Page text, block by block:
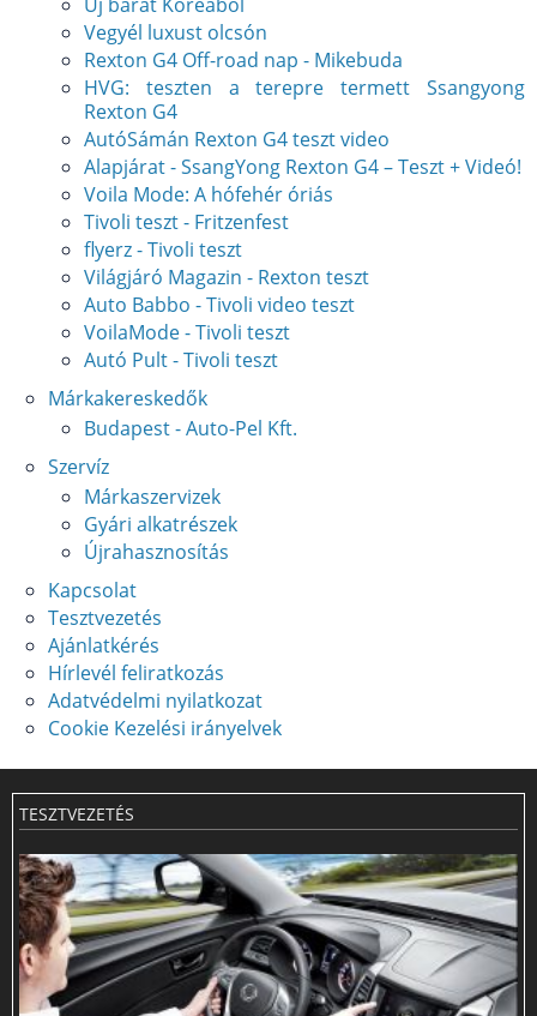
Vegyél luxust olcsón
Rexton G4 Off-road nap - Mikebuda
HVG: teszten a terepre termett Ssangyong
Rexton G4
AutóSámán Rexton G4 teszt video
Alapjárat - SsangYong Rexton G4 – Teszt + Videó!
Voila Mode: A hófehér óriás
Tivoli teszt - Fritzenfest
flyerz - Tivoli teszt
Világjáró Magazin - Rexton teszt
Auto Babbo - Tivoli video teszt
VoilaMode - Tivoli teszt
Autó Pult - Tivoli teszt
Márkakereskedők
Budapest - Auto-Pel Kft.
Szervíz
Márkaszervizek
Gyári alkatrészek
Újrahasznosítás
Kapcsolat
Tesztvezetés
Ajánlatkérés
Hírlevél feliratkozás
Adatvédelmi nyilatkozat
Cookie Kezelési irányelvek
TESZTVEZETÉS